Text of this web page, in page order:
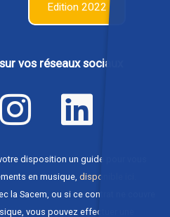
Edition 2022
vos réseaux sociaux
disposition un guide pour vous
en musique, disponible ici
la Sacem, ou si ce contrat ne couvre
vous pouvez effectuer une